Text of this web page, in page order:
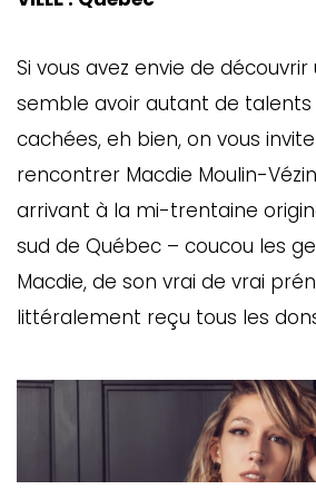
Si vous avez envie de découvrir
semble avoir autant de
cachées, eh bien, on vous
rencontrer Macdie Moulin-
arrivant à la mi-trentaine
sud de Québec – coucou les
Macdie, de son vrai de vrai
littéralement reçu tous les